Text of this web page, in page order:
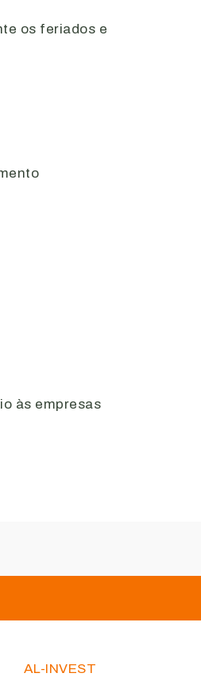
os feriados e
às empresas
AL-INVEST